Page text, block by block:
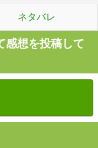
ネタバレ
感想を投稿して